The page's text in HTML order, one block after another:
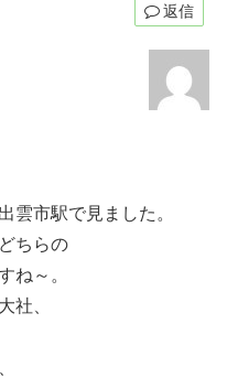
返信
雲市駅で見ました。
ちらの
ね～。
社、